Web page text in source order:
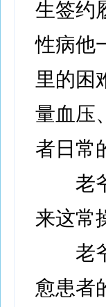
生签约
性病他
里的困
量血压
者日常
老爷
来这常
老爷
愈患者